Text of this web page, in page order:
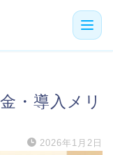
・導入メリ
2026年1月2日